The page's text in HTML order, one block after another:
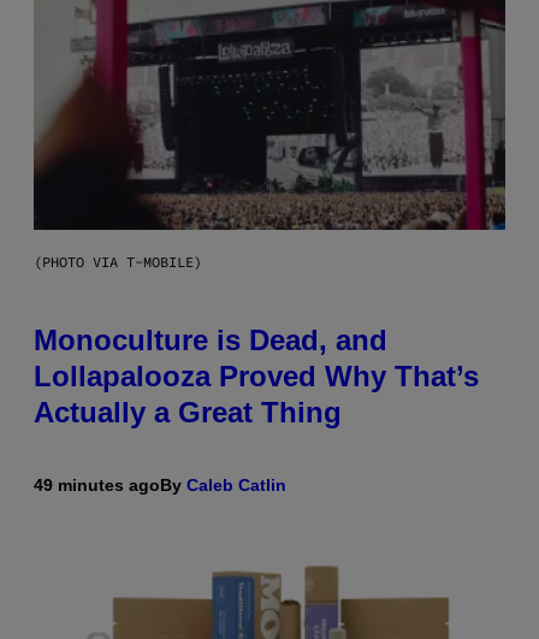
(PHOTO VIA T-MOBILE)
Monoculture is Dead, and
Lollapalooza Proved Why That’s
Actually a Great Thing
49 minutes agoBy Caleb Catlin